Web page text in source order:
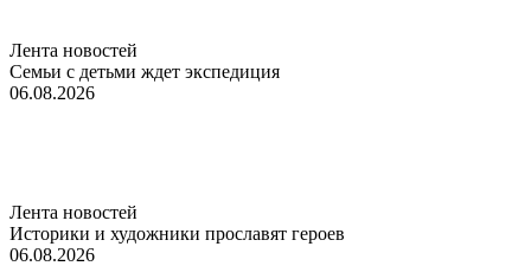
Лента новостей
Семьи с детьми ждет экспедиция
06.08.2026
Лента новостей
Историки и художники прославят героев
06.08.2026